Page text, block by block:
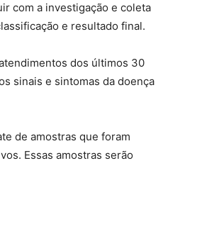
com a investigação e coleta
e resultado final.
dos últimos 30
sinais e sintomas da doença
de amostras que foram
Essas amostras serão